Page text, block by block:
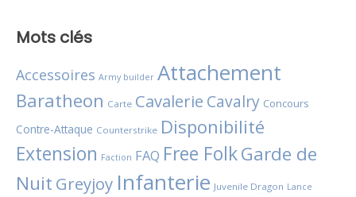
Mots clés
Accessoires Army builder Attachement
Baratheon Carte Cavalerie Cavalry Concours
Contre-Attaque Counterstrike Disponibilité
Extension Faction FAQ Free FolkGarde de
Nuit Greyjoy Infanterie Juvenile Dragon Lance